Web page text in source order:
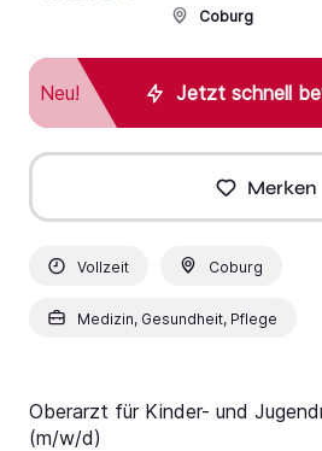
Coburg
Jetzt schnell
Neu!
Merken
Vollzeit Coburg
Medizin, Gesundheit, Pflege
Oberarzt für Kinder- und
(m/w/d)